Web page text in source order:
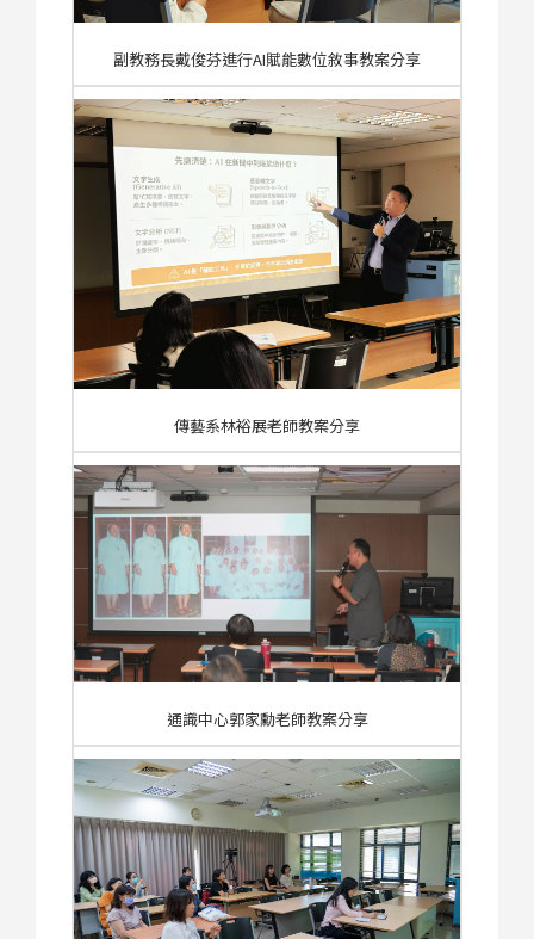
副教務長戴俊芬進行AI賦能數位敘事教案分享
傳藝系林裕展老師教案分享
通識中心郭家勳老師教案分享